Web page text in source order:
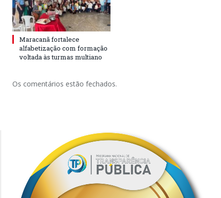
Maracanã fortalece
alfabetização com formação
voltada às turmas multiano
Os comentários estão fechados.